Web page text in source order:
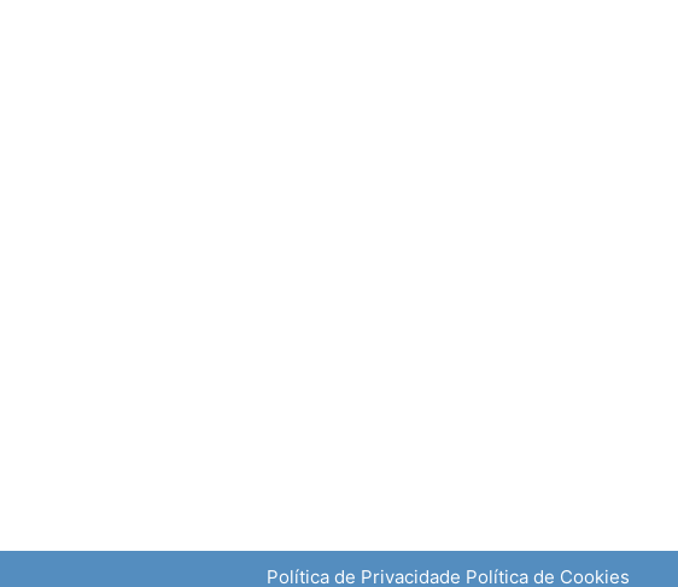
Política de Privacidade Política de Cookies